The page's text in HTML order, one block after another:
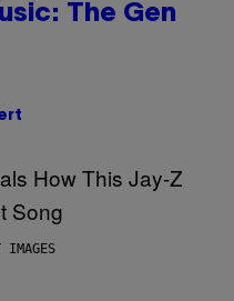
The Gen
IMAGES